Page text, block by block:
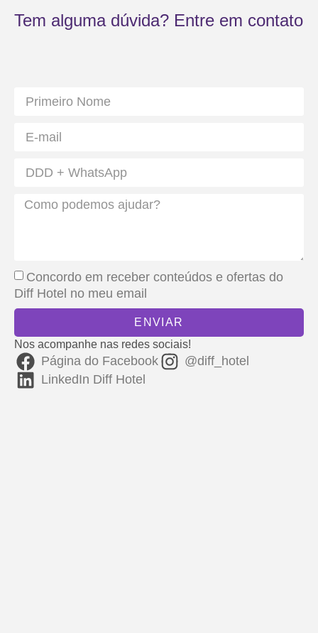
Tem alguma dúvida? Entre em contato
Concordo em receber conteúdos e ofertas do
Diff Hotel no meu email
ENVIAR
Nos acompanhe nas redes sociais!
Página do Facebook
@diff_hotel
LinkedIn Diff Hotel